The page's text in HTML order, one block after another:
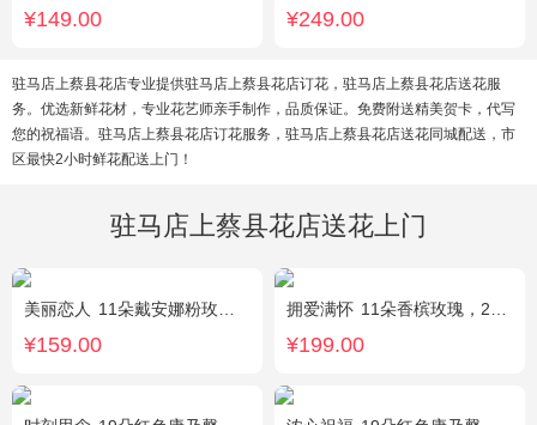
¥149.00 ¥249.00
驻马店上蔡县花店专业提供驻马店上蔡县花店订花，驻马店上蔡县花店送花服
务。优选新鲜花材，专业花艺师亲手制作，品质保证。免费附送精美贺卡，代写
您的祝福语。驻马店上蔡县花店订花服务，驻马店上蔡县花店送花同城配送，市
区最快2小时鲜花配送上门！
驻马店上蔡县花店送花上门
美丽恋人 11朵戴安娜粉玫瑰，粉色满天星、尤加利绿叶搭配
¥159.00
拥爱满怀 11朵香槟玫瑰，2支多头白百合，绿叶搭配
¥199.00